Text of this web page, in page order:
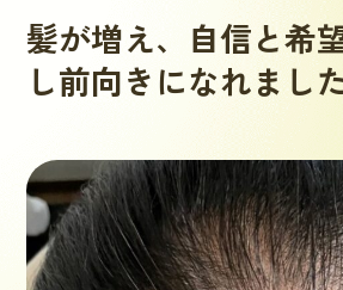
髪が増え、自信と希
し前向きになれまし